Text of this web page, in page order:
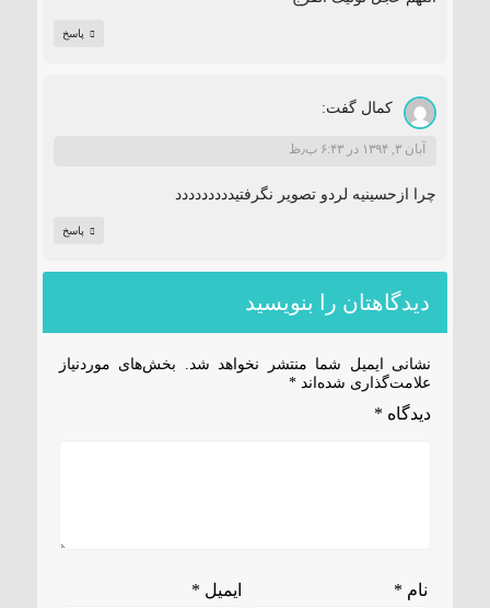
پاسخ
کمال گفت:
آبان ۳, ۱۳۹۴ در ۶:۴۳ ب٫ظ
چرا ازحسینیه لردو تصویر نگرفتیددددددددد
پاسخ
دیدگاهتان را بنویسید
نشانی ایمیل شما منتشر نخواهد شد.
بخش‌های موردنیاز
علامت‌گذاری شده‌اند *
دیدگاه *
نام * ایمیل *